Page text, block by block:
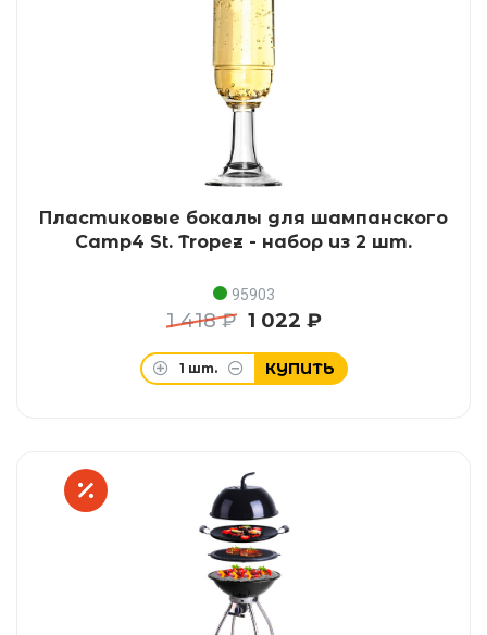
Пластиковые бокалы для шампанского
Camp4 St. Tropez - набор из 2 шт.
95903
1 418 ₽ 1 022 ₽
1 шт. КУПИТЬ